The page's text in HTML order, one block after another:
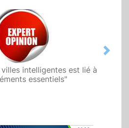
intelligentes est lié à
essentiels"
Next